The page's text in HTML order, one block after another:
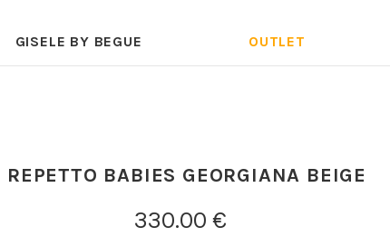
GISELE BY BEGUE OUTLET
REPETTO BABIES GEORGIANA BEIGE